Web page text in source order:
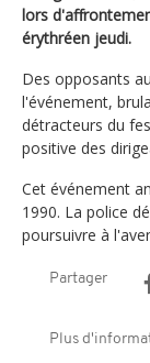
lors
érythréen jeudi.
Des opposants
l'événement,
détracteurs du
positive des
Cet événement
1990. La police
poursuivre à
Partager
Plus